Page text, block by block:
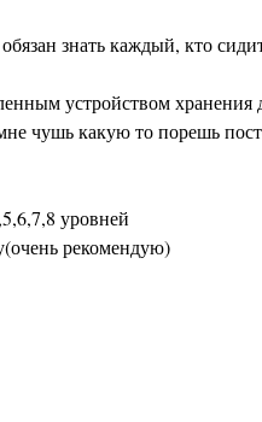
знать каждый, кто
устройством
чушь какую то порешь
уровней
рекомендую)